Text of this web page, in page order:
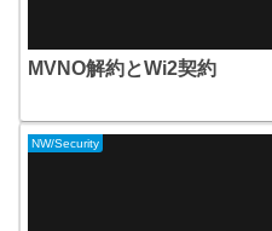
MVNO解約とWi2契約
NW/Security